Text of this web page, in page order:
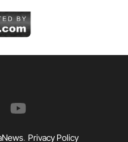
. Privacy Policy